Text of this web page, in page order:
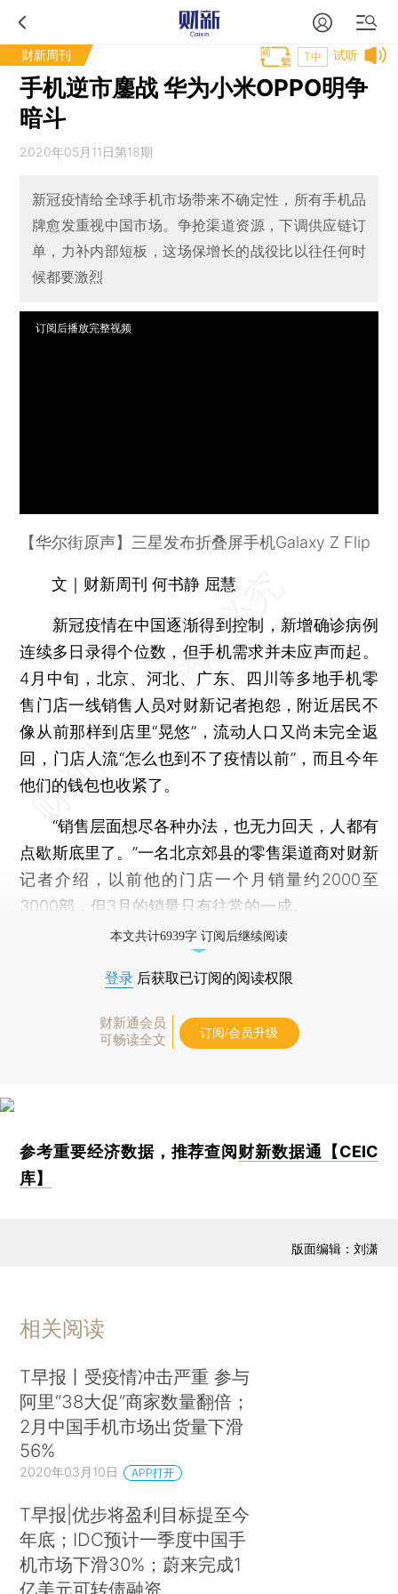
财新周刊 试听
T中
手机逆市鏖战 华为小米OPPO明争
暗斗
2020年05月11日第18期
新冠疫情给全球手机市场带来不确定性，所有手机品
牌愈发重视中国市场。争抢渠道资源，下调供应链订
单，力补内部短板，这场保增长的战役比以往任何时
候都要激烈
订阅后播放完整视频
【华尔街原声】三星发布折叠屏手机Galaxy Z Flip
文｜财新周刊 何书静 屈慧
新冠疫情在中国逐渐得到控制，新增确诊病例
连续多日录得个位数，但手机需求并未应声而起。
4月中旬，北京、河北、广东、四川等多地手机零
售门店一线销售人员对财新记者抱怨，附近居民不
像从前那样到店里“晃悠”，流动人口又尚未完全返
回，门店人流“怎么也到不了疫情以前”，而且今年
他们的钱包也收紧了。
“销售层面想尽各种办法，也无力回天，人都有
点歇斯底里了。”一名北京郊县的零售渠道商对财新
记者介绍，以前他的门店一个月销量约2000至
3000部，但3月的销量只有往常的一成。
本文共计6939字 订阅后继续阅读
登录 后获取已订阅的阅读权限
财新通会员
可畅读全文
订阅/会员升级
参考重要经济数据，推荐查阅 财新数据通【CEIC
库】
版面编辑：刘潇
相关阅读
T早报丨受疫情冲击严重 参与
阿里“38大促”商家数量翻倍；
2月中国手机市场出货量下滑
56%
2020年03月10日 APP打开
T早报|优步将盈利目标提至今
年底；IDC预计一季度中国手
机市场下滑30%；蔚来完成1
亿美元可转债融资